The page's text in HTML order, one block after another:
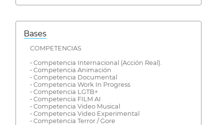
Bases
COMPETENCIAS
• Competencia Internacional (Acción Real).
• Competencia Animación
• Competencia Documental
• Competencia Work In Progress
• Competencia LGTB+
• Competencia FILM AI
• Competencia Video Musical
• Competencia Video Experimental
• Competencia Terror / Gore